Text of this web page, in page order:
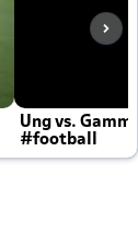
Ung vs.
#football